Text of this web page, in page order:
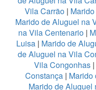
Vila Carrão|
Marido de Aluguel na
na Vila Centenario|
Luisa | Marido de
de Aluguel na Vila
Vila Congonhas|
Constança| Marido
Marido de Aluguel